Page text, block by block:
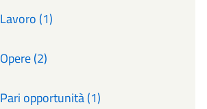
Lavoro (1)
Opere (2)
Pari opportunità (1)